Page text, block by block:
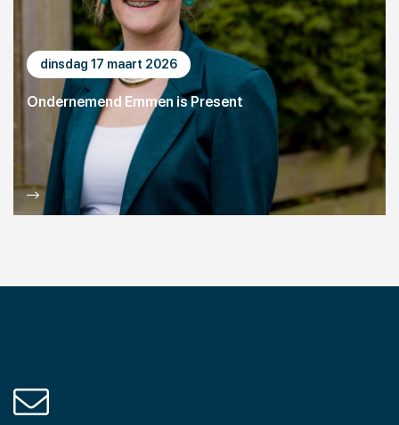
dinsdag 17 maart 2026
Ondernemend Emmen is Present